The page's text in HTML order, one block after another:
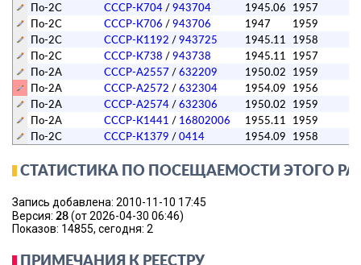
По-2C
СССР-К704 /943704 1945.06 1957
По-2C
СССР-К706 /943706 1947 1959
По-2C
СССР-К1192 /943725 1945.11 1958
По-2C
СССР-К738 /943738 1945.11 1957
По-2А
СССР-А2557 /632209 1950.02 1959
По-2А
СССР-А2572 /632304 1954.09 1956
По-2А
СССР-А2574 /632306 1950.02 1959
По-2А
СССР-К1441 / 16802006 1955.11 1959
По-2C
СССР-К1379 /0414 1954.09 1958
СТАТИСТИКА ПО ПОСЕЩАЕМОСТИ ЭТОГО
Запись добавлена: 2010-11-10 17:45
Версия: 28(от 2026-04-30 06:46)
Показов: 14855, сегодня: 2
ПРИМЕЧАНИЯ К РЕЕСТРУ